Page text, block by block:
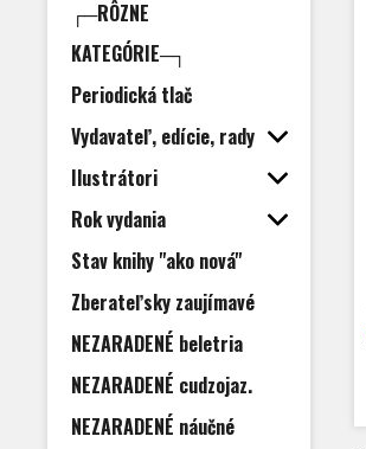
┌─RÔZNE
KATEGÓRIE─┐
Periodická tlač
Vydavateľ, edície, rady
Ilustrátori
Rok vydania
Stav knihy "ako nová"
Zberateľsky zaujímavé
NEZARADENÉ beletria
NEZARADENÉ cudzojaz.
NEZARADENÉ náučné